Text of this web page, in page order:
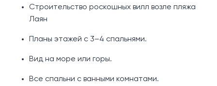
Строительство роскошных вилл возле пляжа
Лаян
Планы этажей с 3–4 спальнями.
Вид на море или горы.
Все спальни с ванными комнатами.